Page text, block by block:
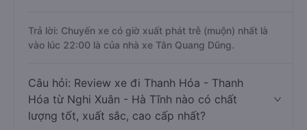
Trả lời: Chuyến xe có giờ xuất phát trễ (muộn) nhất là
vào lúc 22:00 là của nhà xe Tân Quang Dũng.
Câu hỏi: Review xe đi Thanh Hóa - Thanh
Hóa từ Nghi Xuân - Hà Tĩnh nào có chất
lượng tốt, xuất sắc, cao cấp nhất?